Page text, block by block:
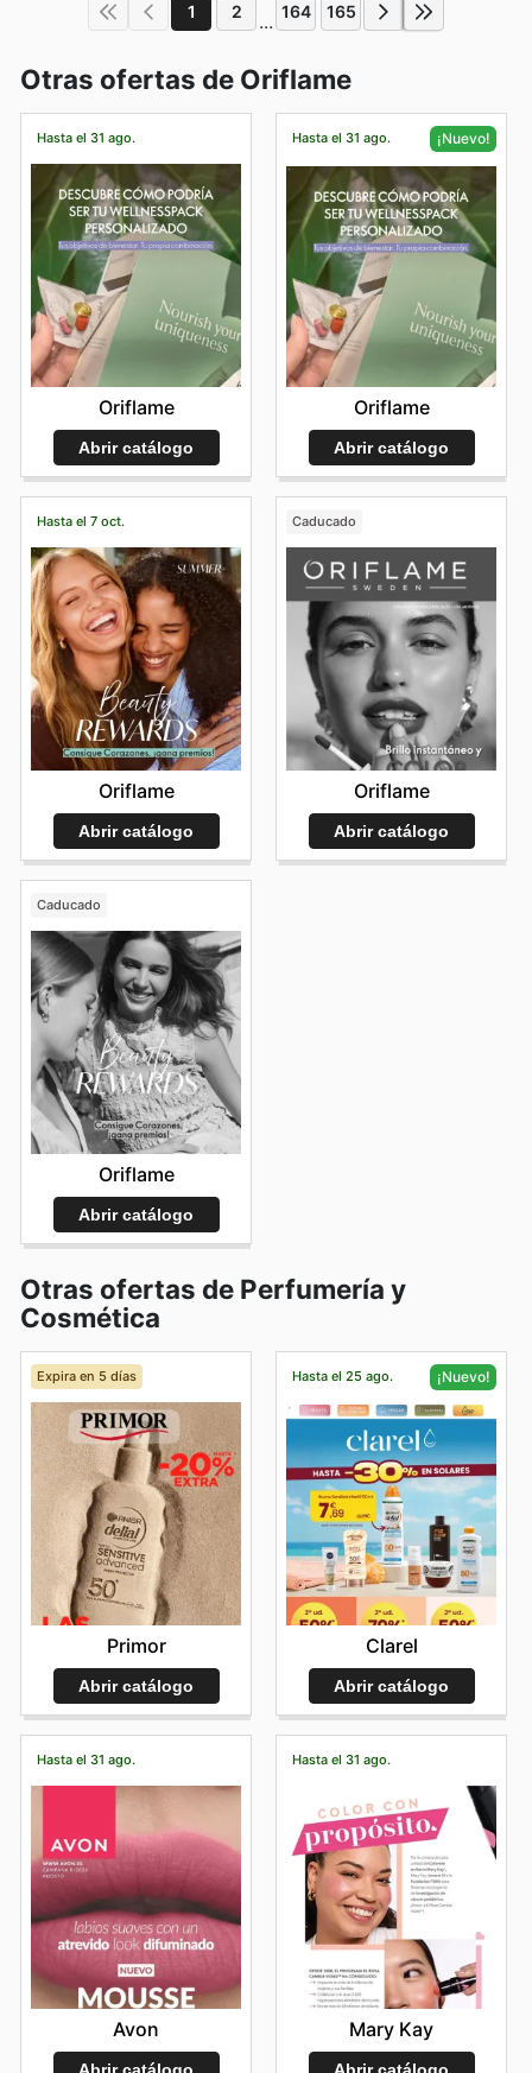
1 2 ... 164 165
Otras ofertas de Oriflame
Hasta el 31 ago.
Oriflame
Abrir catálogo
Hasta el 31 ago. ¡Nuevo!
Oriflame
Abrir catálogo
Hasta el 7 oct.
Oriflame
Abrir catálogo
Caducado
Oriflame
Abrir catálogo
Caducado
Oriflame
Abrir catálogo
Otras ofertas de Perfumería y
Cosmética
Expira en 5 días
Primor
Abrir catálogo
Hasta el 25 ago. ¡Nuevo!
Clarel
Abrir catálogo
Hasta el 31 ago.
Avon
Abrir catálogo
Hasta el 31 ago.
Mary Kay
Abrir catálogo